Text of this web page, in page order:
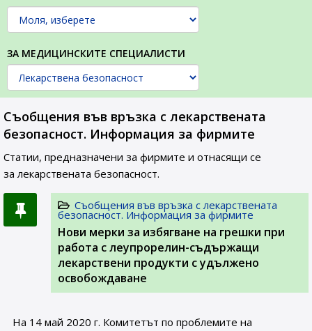
ЗА МЕДИЦИНСКИТЕ СПЕЦИАЛИСТИ
Съобщения във връзка с лекарствената
безопасност. Информация за фирмите
Статии, предназначени за фирмите и отнасящи се
за лекарствената безопасност.
Съобщения във връзка с лекарствената
безопасност. Информация за фирмите
Нови мерки за избягване на грешки при
работа с леупрорелин-съдържащи
лекарствени продукти с удължено
освобождаване
На 14 май 2020 г. Комитетът по проблемите на